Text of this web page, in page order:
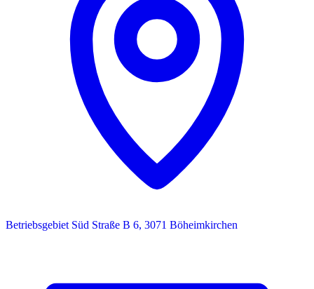
Betriebsgebiet Süd Straße B 6, 3071 Böheimkirchen